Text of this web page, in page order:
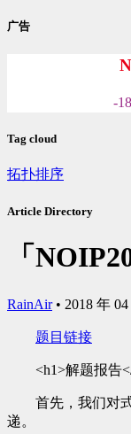
广告
N
-
Tag cloud
拓扑排序
Article Directory
「
RainAir• 2018 年
题目链接
<h1>解题报告
首先，我们对
递。